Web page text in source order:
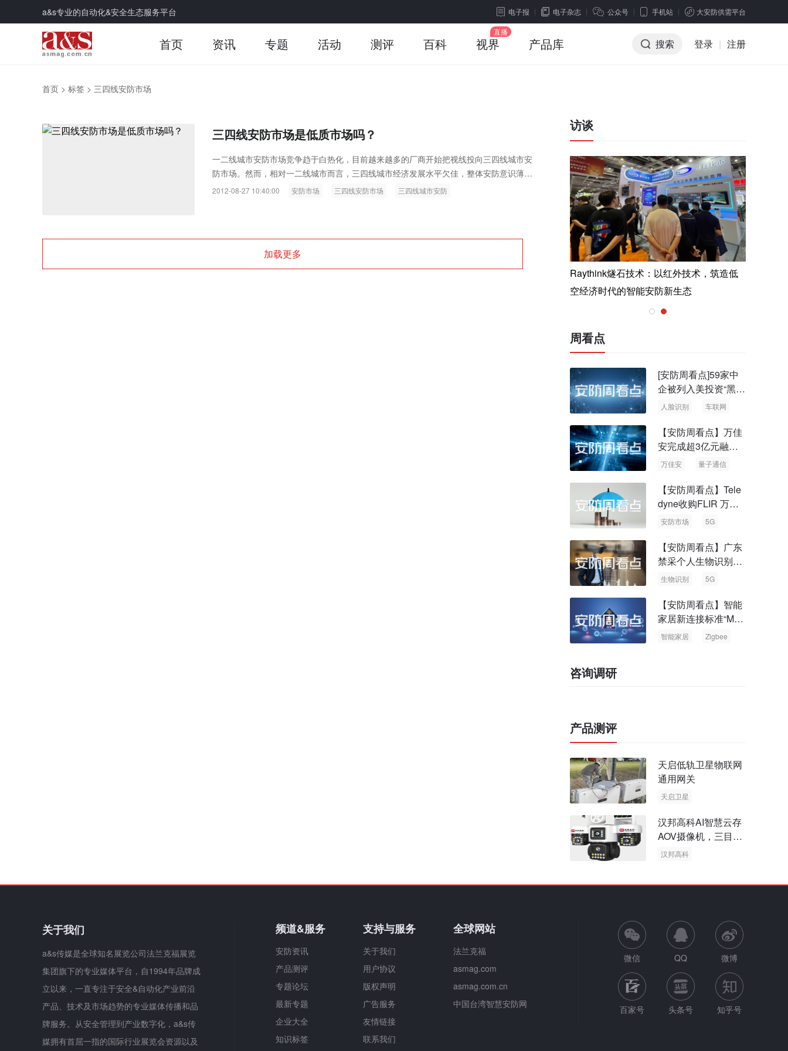
a&s专业的自动化&安全生态服务平台 电子报 电子杂志 公众号 手机站 大安防供需平台
首页 资讯 专题 活动 测评 百科 视界 产品库 搜索 登录 | 注册
首页 > 标签 > 三四线安防市场
三四线安防市场是低质市场吗？
一二线城市安防市场竞争趋于白热化，目前越来越多的厂商开始把视线投向三四线城市安
防市场。然而，相对一二线城市而言，三四线城市经济发展水平欠佳，整体安防意识薄
弱，安防技术水平有限。受这些因素...
2012-08-27 10:40:00 安防市场 三四线安防市场 三四线城市安防
加载更多
访谈
Raythink燧石技术：以红外技术，筑造低 智联航空：无人机赋能应急救援与医疗运
Raythink燧石技术：以红外技术，筑造低
空经济时代的智能安防新生态
周看点
[安防周看点]59家中
企被列入美投资“黑名
单” 中国信通院启动
人脸识别 车联网
【安防周看点】万佳
安完成超3亿元融资
国内首批量子通信标
万佳安 量子通信
【安防周看点】Tele
dyne收购FLIR 万物
云新品牌“万御安防”
安防市场 5G
【安防周看点】广东
禁采个人生物识别信
息 中国5G基站占全
生物识别 5G
【安防周看点】智能
家居新连接标准“Matt
er” Zigbee联盟更名
智能家居 Zigbee
咨询调研
产品测评
天启低轨卫星物联网
通用网关
天启卫星
汉邦高科AI智慧云存
AOV摄像机，三目太
阳能多摄球机
汉邦高科
关于我们
a&s传媒是全球知名展览公司法兰克福展览
集团旗下的专业媒体平台，自1994年品牌成
立以来，一直专注于安全&自动化产业前沿
产品、技术及市场趋势的专业媒体传播和品
牌服务。从安全管理到产业数字化，a&s传
媒拥有首屈一指的国际行业展览会资源以及
频道&服务
安防资讯
产品测评
专题论坛
最新专题
企业大全
知识标签
支持与服务
关于我们
用户协议
版权声明
广告服务
友情链接
联系我们
全球网站
法兰克福
asmag.com
asmag.com.cn
中国台湾智慧安防网
微信 QQ 微博
百家号 头条号 知乎号